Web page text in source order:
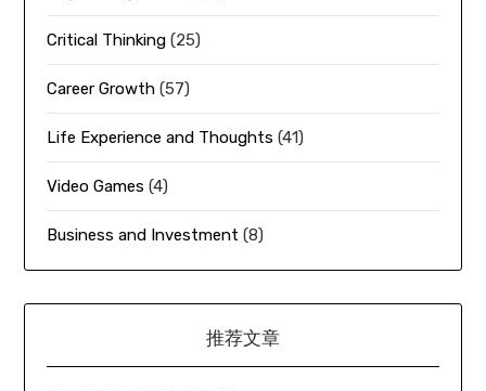
Critical Thinking (25)
Career Growth (57)
Life Experience and Thoughts (41)
Video Games (4)
Business and Investment (8)
推荐文章